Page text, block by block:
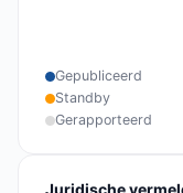
Gepubliceerd
Standby
Gerapporteerd